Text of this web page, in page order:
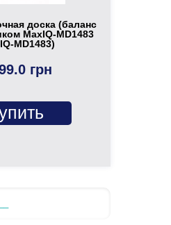
доска (баланс
MaxIQ-MD1483
MD1483)
грн